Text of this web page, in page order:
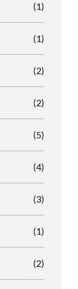
(1)
(1)
(2)
(2)
(5)
(4)
(3)
(1)
(2)